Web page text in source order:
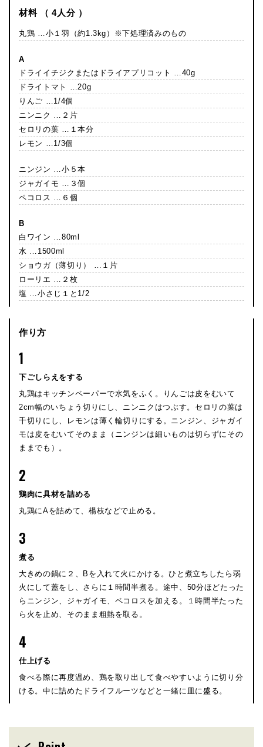
材料 （ 4人分 ）
丸鶏 …小１羽（約1.3kg）※下処理済みのもの
A
ドライイチジクまたはドライアプリコット …40g
ドライトマト …20g
りんご …1/4個
ニンニク …２片
セロリの葉 …１本分
レモン …1/3個
ニンジン …小５本
ジャガイモ …３個
ペコロス …６個
B
白ワイン …80ml
水 …1500ml
ショウガ（薄切り） …１片
ローリエ …２枚
塩 …小さじ１と1/2
作り方
1
下ごしらえをする
丸鶏はキッチンペーパーで水気をふく。りんごは皮をむいて
2cm幅のいちょう切りにし、ニンニクはつぶす。セロリの葉は
千切りにし、レモンは薄く輪切りにする。ニンジン、ジャガイ
モは皮をむいてそのまま（ニンジンは細いものは切らずにその
ままでも）。
2
鶏肉に具材を詰める
丸鶏にAを詰めて、楊枝などで止める。
3
煮る
大きめの鍋に２、Bを入れて火にかける。ひと煮立ちしたら弱
火にして蓋をし、さらに１時間半煮る。途中、50分ほどたった
らニンジン、ジャガイモ、ペコロスを加える。１時間半たった
ら火を止め、そのまま粗熱を取る。
4
仕上げる
食べる際に再度温め、鶏を取り出して食べやすいように切り分
ける。中に詰めたドライフルーツなどと一緒に皿に盛る。